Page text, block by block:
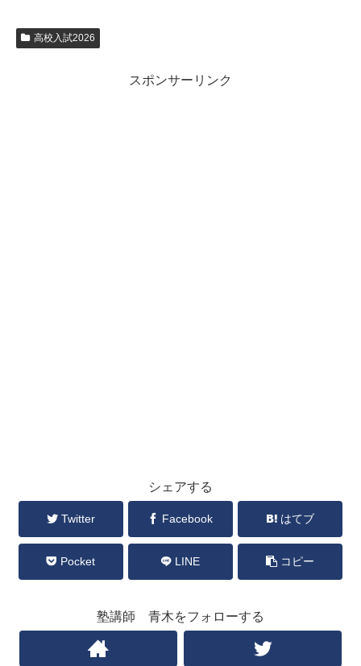
高校入試2026
スポンサーリンク
シェアする
Twitter Facebook はてブ
Pocket LINE コピー
塾講師 青木をフォローする